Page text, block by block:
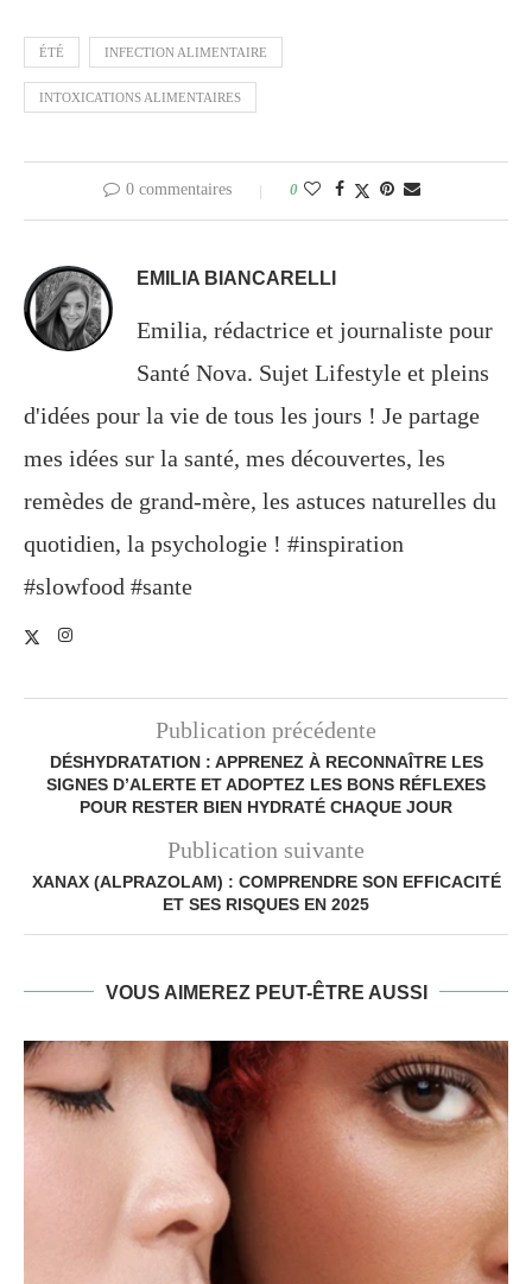
ÉTÉ INFECTION ALIMENTAIRE
INTOXICATIONS ALIMENTAIRES
0 commentaires 0
EMILIA BIANCARELLI
Emilia, rédactrice et journaliste pour
Santé Nova. Sujet Lifestyle et pleins
d'idées pour la vie de tous les jours ! Je partage
mes idées sur la santé, mes découvertes, les
remèdes de grand-mère, les astuces naturelles du
quotidien, la psychologie ! #inspiration
#slowfood #sante
Publication précédente
DÉSHYDRATATION : APPRENEZ À RECONNAÎTRE LES
SIGNES D’ALERTE ET ADOPTEZ LES BONS RÉFLEXES
POUR RESTER BIEN HYDRATÉ CHAQUE JOUR
Publication suivante
XANAX (ALPRAZOLAM) : COMPRENDRE SON EFFICACITÉ
ET SES RISQUES EN 2025
VOUS AIMEREZ PEUT-ÊTRE AUSSI